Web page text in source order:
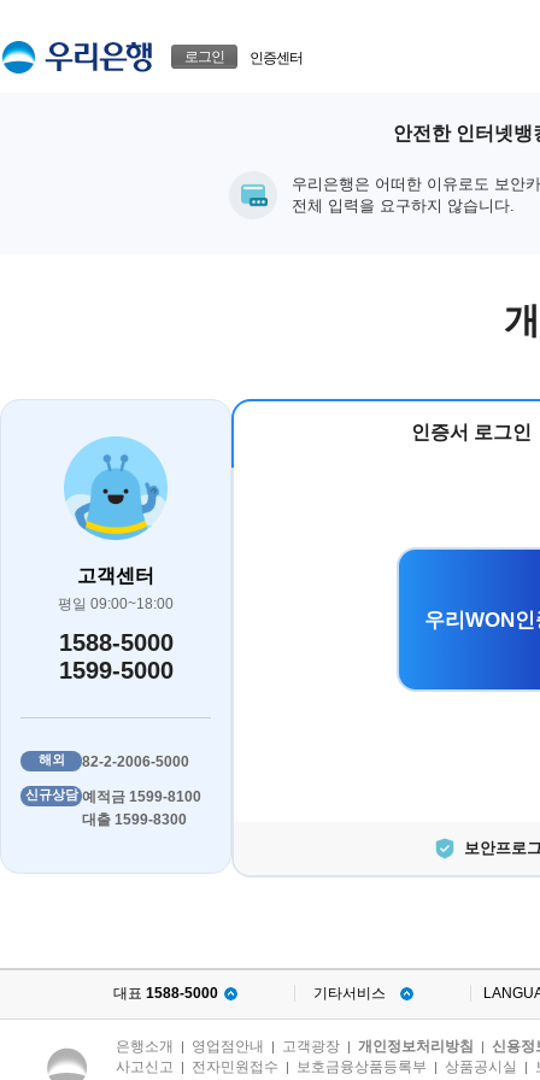
로그인 인증센터
안전한 인터넷뱅
우리은행은 어떠한 이유로도 보안
전체 입력을 요구하지 않습니다.
고객센터
평일 09:00~18:00
1588-5000
1599-5000
해외 82-2-2006-5000
신규상담 예적금 1599-8100
대출 1599-8300
인증서 로그인
우리WON
보안프로
대표 1588-5000 기타서비스
은행소개 | 영업점안내 | 고객광장 | 개인정보처리방침 | 신용정
사고신고 | 전자민원접수 | 보호금융상품등록부 | 상품공시실 |